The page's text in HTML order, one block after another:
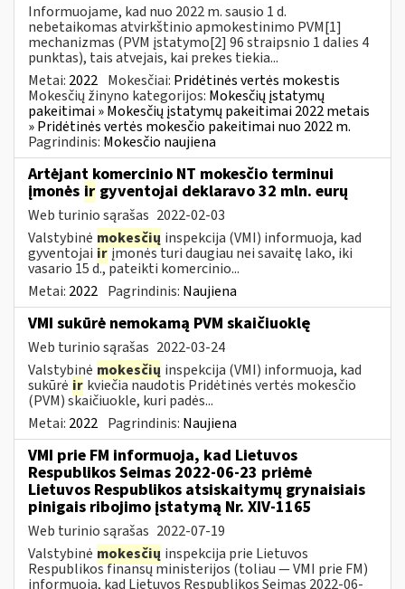
Informuojame, kad nuo 2022 m. sausio 1 d.
nebetaikomas atvirkštinio apmokestinimo PVM[1]
mechanizmas (PVM įstatymo[2] 96 straipsnio 1 dalies 4
punktas), tais atvejais, kai prekes tiekia...
Metai: 2022 Mokesčiai: Pridėtinės vertės mokestis
Mokesčių žinyno kategorijos: Mokesčių įstatymų
pakeitimai » Mokesčių įstatymų pakeitimai 2022 metais
» Pridėtinės vertės mokesčio pakeitimai nuo 2022 m.
Pagrindinis: Mokesčio naujiena
Artėjant komercinio NT mokesčio terminui
įmonės ir gyventojai deklaravo 32 mln. eurų
Web turinio sąrašas 2022-02-03
Valstybinė mokesčių inspekcija (VMI) informuoja, kad
gyventojai irįmonės turi daugiau nei savaitę lako, iki
vasario 15 d., pateikti komercinio...
Metai: 2022 Pagrindinis: Naujiena
VMI sukūrė nemokamą PVM skaičiuoklę
Web turinio sąrašas 2022-03-24
Valstybinė mokesčių inspekcija (VMI) informuoja, kad
sukūrė ir kviečia naudotis Pridėtinės vertės mokesčio
(PVM) skaičiuokle, kuri padės...
Metai: 2022 Pagrindinis: Naujiena
VMI prie FM informuoja, kad Lietuvos
Respublikos Seimas 2022-06-23 priėmė
Lietuvos Respublikos atsiskaitymų grynaisiais
pinigais ribojimo įstatymą Nr. XIV-1165
Web turinio sąrašas 2022-07-19
Valstybinė mokesčių inspekcija prie Lietuvos
Respublikos finansų ministerijos (toliau — VMI prie FM)
informuoja, kad Lietuvos Respublikos Seimas 2022-06-